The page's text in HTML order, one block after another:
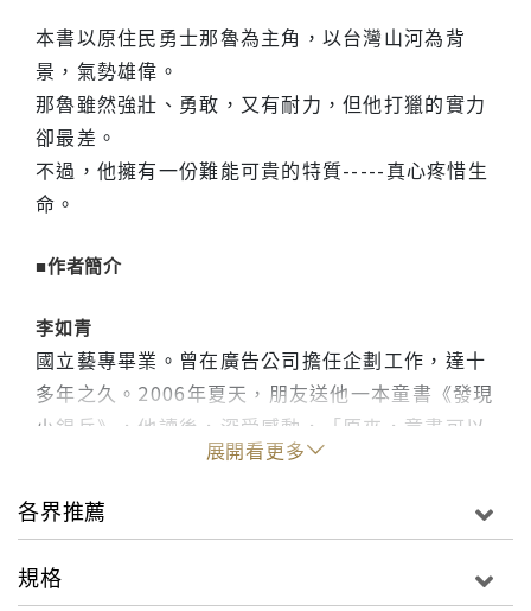
本書以原住民勇士那魯為主角，以台灣山河為背
景，氣勢雄偉。
那魯雖然強壯、勇敢，又有耐力，但他打獵的實力
卻最差。
不過，他擁有一份難能可貴的特質-----真心疼惜生
命。
■作者簡介
李如青
國立藝專畢業。曾在廣告公司擔任企劃工作，達十
多年之久。2006年夏天，朋友送他一本童書《發現
小錫兵》，他讀後，深受感動，「原來，童書可以
有這麼大的悠遊空間，呈現人生的冷落、拋棄、遺
現出來。《那魯》是他的第一本書。
展開看更多
各界推薦
規格